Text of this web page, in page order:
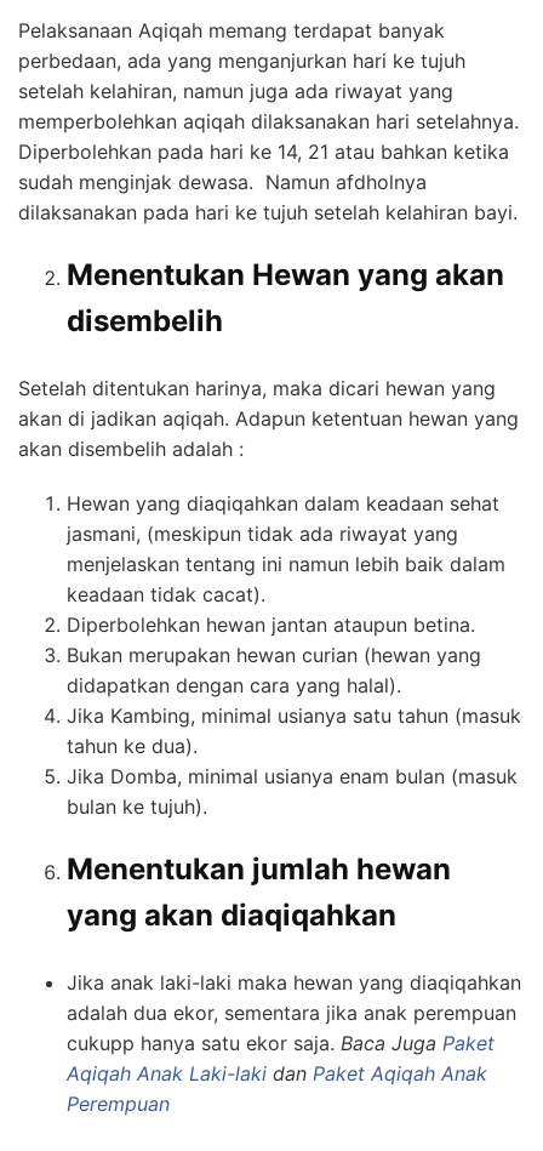
Pelaksanaan Aqiqah memang terdapat banyak
perbedaan, ada yang menganjurkan hari ke tujuh
setelah kelahiran, namun juga ada riwayat yang
memperbolehkan aqiqah dilaksanakan hari setelahnya.
Diperbolehkan pada hari ke 14, 21 atau bahkan ketika
sudah menginjak dewasa. Namun afdholnya
dilaksanakan pada hari ke tujuh setelah kelahiran bayi.
Menentukan Hewan yang akan
disembelih
Setelah ditentukan harinya, maka dicari hewan yang
akan di jadikan aqiqah. Adapun ketentuan hewan yang
akan disembelih adalah :
Hewan yang diaqiqahkan dalam keadaan sehat
jasmani, (meskipun tidak ada riwayat yang
menjelaskan tentang ini namun lebih baik dalam
keadaan tidak cacat).
Diperbolehkan hewan jantan ataupun betina.
Bukan merupakan hewan curian (hewan yang
didapatkan dengan cara yang halal).
Jika Kambing, minimal usianya satu tahun (masuk
tahun ke dua).
Jika Domba, minimal usianya enam bulan (masuk
bulan ke tujuh).
Menentukan jumlah hewan
yang akan diaqiqahkan
Jika anak laki-laki maka hewan yang diaqiqahkan
adalah dua ekor, sementara jika anak perempuan
cukupp hanya satu ekor saja. Baca Juga Paket
Aqiqah Anak Laki-laki dan Paket Aqiqah Anak
Perempuan